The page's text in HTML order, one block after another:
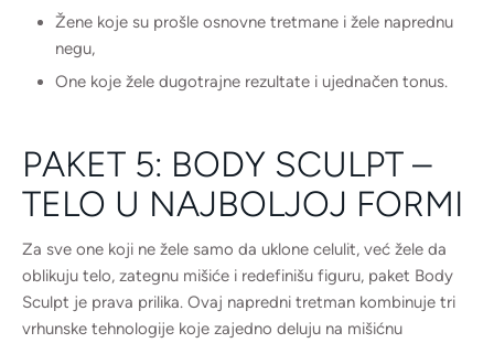
Žene koje su prošle osnovne tretmane i žele naprednu
negu,
One koje žele dugotrajne rezultate i ujednačen tonus.
PAKET 5: BODY SCULPT –
TELO U NAJBOLJOJ FORMI
Za sve one koji ne žele samo da uklone celulit, već žele da
oblikuju telo, zategnu mišiće i redefinišu figuru, paket Body
Sculpt je prava prilika. Ovaj napredni tretman kombinuje tri
vrhunske tehnologije koje zajedno deluju na mišićnu